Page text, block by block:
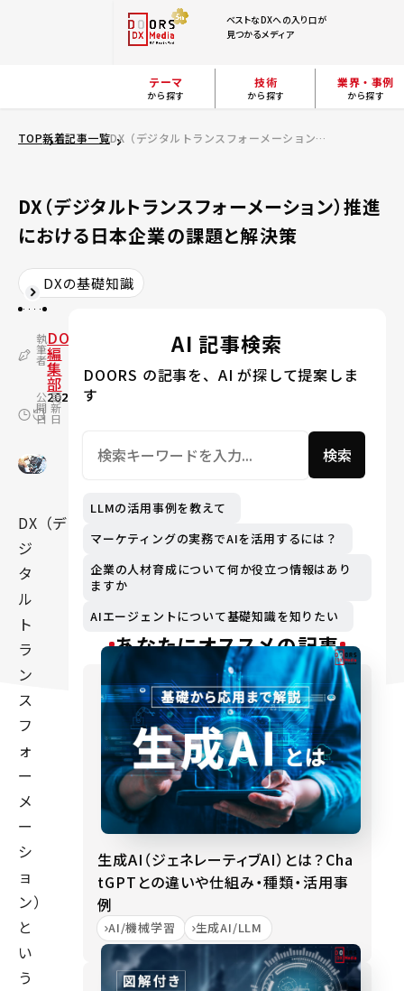
ベストなDXへの入り口が
見つかるメディア
テーマ
から探す
技術
から探す
業界・事例
から探す
TOP新着記事一覧 DX（デジタルトランスフォーメーション）推進における日本企業の課題と解決策
DX（デジタルトランスフォーメーション）推進
における日本企業の課題と解決策
DXの基礎知識
執
筆
者
DOORS
編
集
部
公
開
日
2020.10.30
更
新
日
2024.02.17
DX（デ
ジ
タ
ル
ト
ラ
ン
ス
フ
ォ
ー
メ
ー
シ
ョ
ン）
と
い
う
AI 記事検索
DOORS の記事を、AI が探して提案しま
す
検索
LLMの活用事例を教えて
マーケティングの実務でAIを活用するには？
企業の人材育成について何か役立つ情報はあり
ますか
AIエージェントについて基礎知識を知りたい
あなたにオススメの記事
生成AI（ジェネレーティブAI）とは？Cha
tGPTとの違いや仕組み・種類・活用事
例
AI/機械学習 生成AI/LLM